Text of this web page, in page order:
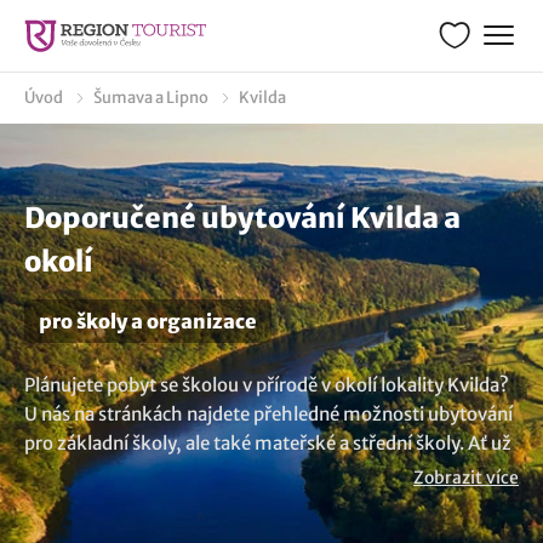
Úvod Šumava a Lipno Kvilda
Doporučené ubytování Kvilda a
okolí
pro školy a organizace
Plánujete pobyt se školou v přírodě v okolí lokality Kvilda?
U nás na stránkách najdete přehledné možnosti ubytování
pro základní školy, ale také mateřské a střední školy. Ať už
plánujete pobyt pro vaší školu nebo organizaci, u nás
najdete možnosti, kde se ubytovat. Školní pobyty je
možné uskutečnit v hotelu, penzionu nebo v rekreačním
Zobrazit více